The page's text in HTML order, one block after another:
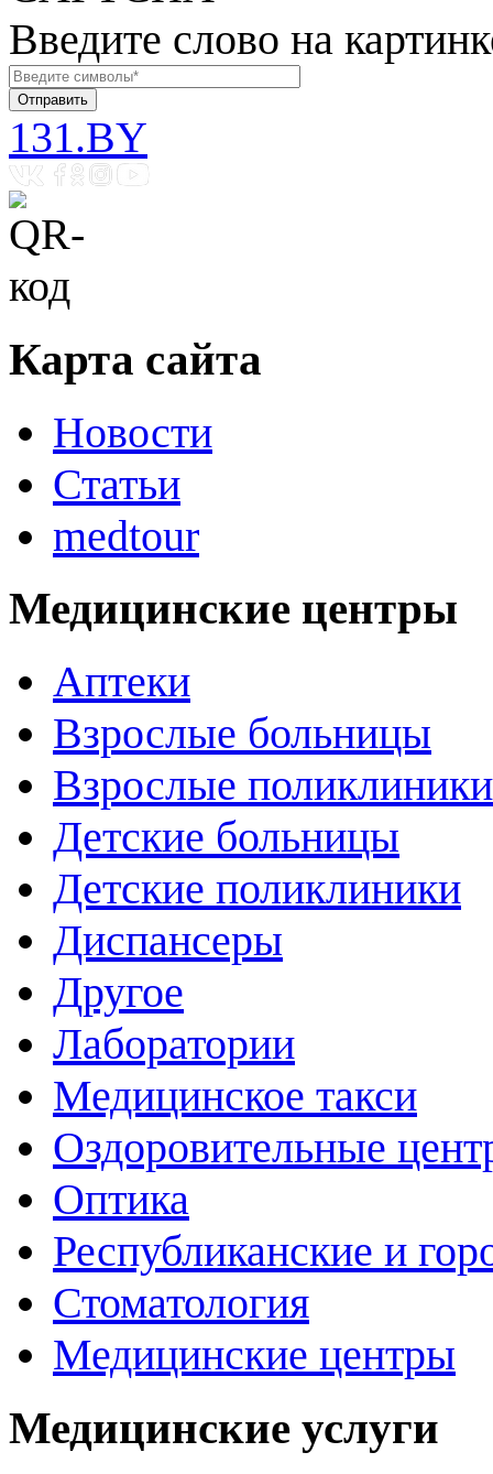
Введите слово на
131.BY
Карта сайта
Новости
Статьи
medtour
Медицинские центры
Аптеки
Взрослые больницы
Взрослые поликлиники
Детские больницы
Детские поликлиники
Диспансеры
Другое
Лаборатории
Медицинское такси
Оздоровительные
Оптика
Республиканские и
Стоматология
Медицинские центры
Медицинские услуги